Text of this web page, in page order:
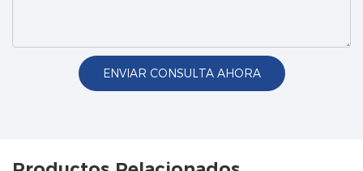
ENVIAR CONSULTA AHORA